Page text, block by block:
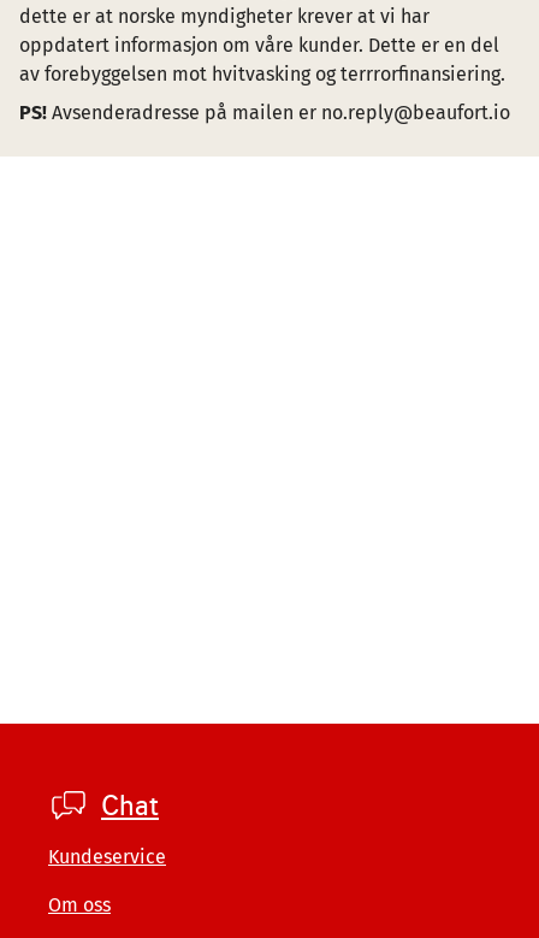
dette er at norske myndigheter krever at vi har
oppdatert informasjon om våre kunder. Dette er en del
av forebyggelsen mot hvitvasking og terrrorfinansiering.
PS! Avsenderadresse på mailen er no.reply@beaufort.io
Footer
private
Chat
Kundeservice
Om oss